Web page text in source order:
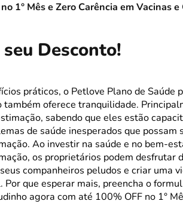
1° Mês e Zero Carência em Vacinas
Desconto!
práticos, o Petlove Plano de Saúde
também oferece tranquilidade.
sabendo que eles estão
de saúde inesperados que possam
Ao investir na saúde e no bem-
os proprietários podem desfrutar
companheiros peludos e criar uma
Por que esperar mais, preencha o
agora com até 100% OFF no 1°